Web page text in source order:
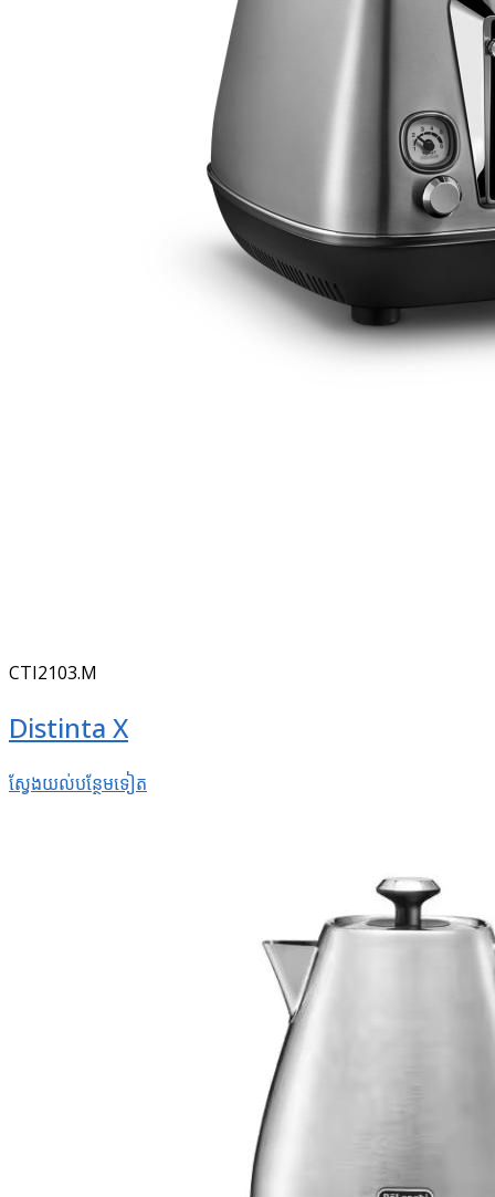
CTI2103.M
Distinta X
ស្វែងយល់​បន្ថែម​ទៀត